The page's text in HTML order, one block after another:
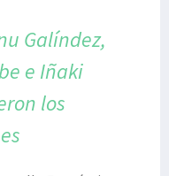
Galíndez,
e Iñaki
los